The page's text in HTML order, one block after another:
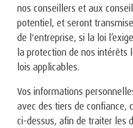
nos conseillers et aux
potentiel, et seront
de l'entreprise, si la loi
la protection de nos intérêts
lois applicables.
Vos informations
avec des tiers de confiance,
ci-dessus, afin de traiter les